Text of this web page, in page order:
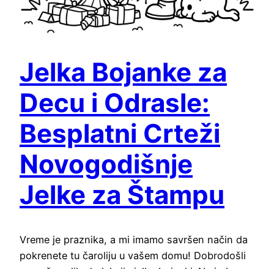
Jelka Bojanke za
Decu i Odrasle:
Besplatni Crteži
Novogodišnje
Jelke za Štampu
Vreme je praznika, a mi imamo savršen način da
pokrenete tu čaroliju u vašem domu! Dobrodošli